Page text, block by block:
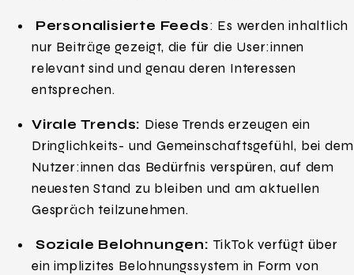
Personalisierte Feeds: Es werden inhaltlich
nur Beiträge gezeigt, die für die User:innen
relevant sind und genau deren Interessen
entsprechen.
Virale Trends: Diese Trends erzeugen ein
Dringlichkeits- und Gemeinschaftsgefühl, bei dem
Nutzer:innen das Bedürfnis verspüren, auf dem
neuesten Stand zu bleiben und am aktuellen
Gespräch teilzunehmen.
Soziale Belohnungen: TikTok verfügt über
ein implizites Belohnungssystem in Form von